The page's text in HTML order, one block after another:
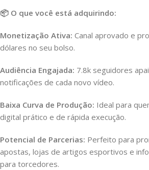
📦 O que você está adquirindo:
Monetização Ativa: Canal aprovado e
dólares no seu bolso.
Audiência Engajada: 7.8k seguidores
notificações de cada novo vídeo.
Baixa Curva de Produção: Ideal para
digital prático e de rápida execução.
Potencial de Parcerias: Perfeito para
apostas, lojas de artigos esportivos e
para torcedores.